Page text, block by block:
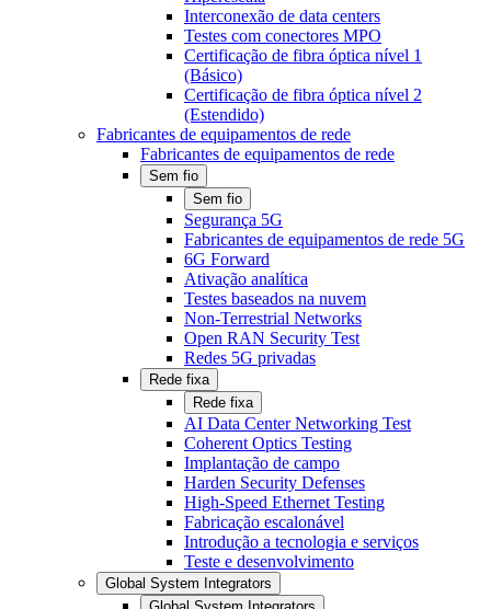
Interconexão de data centers
Testes com conectores MPO
Certificação de fibra óptica nível 1
(Básico)
Certificação de fibra óptica nível 2
(Estendido)
Fabricantes de equipamentos de rede
Fabricantes de equipamentos de rede
Sem fio
Sem fio
Segurança 5G
Fabricantes de equipamentos de rede 5G
6G Forward
Ativação analítica
Testes baseados na nuvem
Non-Terrestrial Networks
Open RAN Security Test
Redes 5G privadas
Rede fixa
Rede fixa
AI Data Center Networking Test
Coherent Optics Testing
Implantação de campo
Harden Security Defenses
High-Speed Ethernet Testing
Fabricação escalonável
Introdução a tecnologia e serviços
Teste e desenvolvimento
Global System Integrators